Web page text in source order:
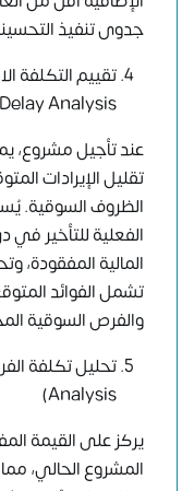
جدوى تنفيذ
Delay Analysis)
عند تأجيل مشروع،
تقليل الإيرادات
الظروف السوقية.
الفعلية للتأخير في
المالية المفقودة،
تشمل الفوائد
والفرص السوقية
Analysis)
يركز على القيمة
المشروع الحالي،